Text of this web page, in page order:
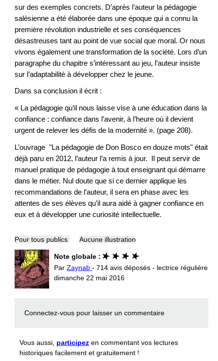
sur des exemples concrets. D’après l’auteur la pédagogie
salésienne a été élaborée dans une époque qui a connu la
première révolution industrielle et ses conséquences
désastreuses tant au point de vue social que moral. Or nous
vivons également une transformation de la société. Lors d’un
paragraphe du chapitre s’intéressant au jeu, l’auteur insiste
sur l’adaptabilité à développer chez le jeune.
Dans sa conclusion il écrit :
« La pédagogie qu’il nous laisse vise à une éducation dans la
confiance : confiance dans l’avenir, à l’heure où il devient
urgent de relever les défis de la modernité ». (page 208).
L’ouvrage "La pédagogie de Don Bosco en douze mots" était
déjà paru en 2012, l’auteur l’a remis à jour. Il peut servir de
manuel pratique de pédagogie à tout enseignant qui démarre
dans le métier. Nul doute que si ce dernier applique les
recommandations de l’auteur, il sera en phase avec les
attentes de ses élèves qu’il aura aidé à gagner confiance en
eux et à développer une curiosité intellectuelle.
Pour tous publics Aucune illustration
Note globale :
ParZaynab- 714 avis déposés - lectrice régulière
dimanche 22 mai 2016
Connectez-vous pour laisser un commentaire
Vous aussi, participez en commentant vos lectures
historiques facilement et gratuitement !